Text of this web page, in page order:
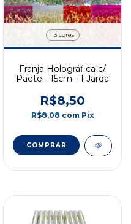
13 cores
Franja Holográfica c/
Paete - 15cm - 1 Jarda
R$8,50
R$8,08 com Pix
COMPRAR